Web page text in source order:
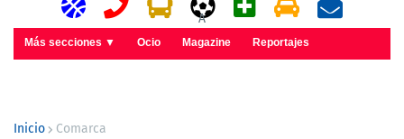
A
Más secciones ▼ Ocio Magazine Reportajes
Inicio Comarca